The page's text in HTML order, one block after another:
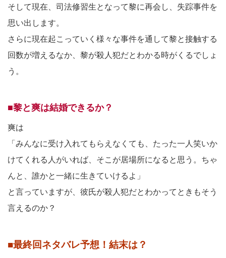
そして現在、司法修習生となって黎に再会し、失踪事件を
思い出します。
さらに現在起こっていく様々な事件を通して黎と接触する
回数が増えるなか、黎が殺人犯だとわかる時がくるでしょ
う。
■黎と爽は結婚できるか？
爽は
「みんなに受け入れてもらえなくても、たった一人笑いか
けてくれる人がいれば、そこが居場所になると思う。ちゃ
んと、誰かと一緒に生きていけるよ」
と言っていますが、彼氏が殺人犯だとわかってときもそう
言えるのか？
■最終回ネタバレ予想！結末は？